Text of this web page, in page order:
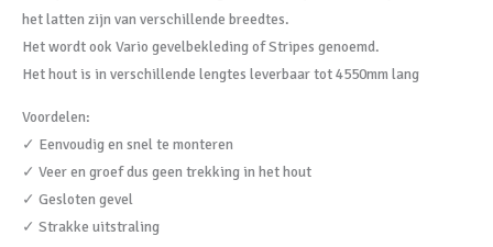
het latten zijn van verschillende breedtes.
Het wordt ook Vario gevelbekleding of Stripes genoemd.
Het hout is in verschillende lengtes leverbaar tot 4550mm lang
Voordelen:
✓ Eenvoudig en snel te monteren
✓ Veer en groef dus geen trekking in het hout
✓ Gesloten gevel
✓ Strakke uitstraling